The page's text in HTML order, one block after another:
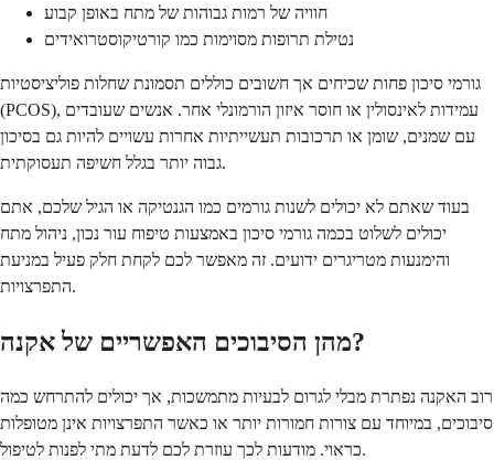
חוויה של רמות גבוהות של מתח באופן קבוע
נטילת תרופות מסוימות כמו קורטיקוסטרואידים
גורמי סיכון פחות שכיחים אך חשובים כוללים תסמונת שחלות פוליציסטיות
(PCOS), עמידות לאינסולין או חוסר איזון הורמונלי אחר. אנשים שעובדים
עם שמנים, שומן או תרכובות תעשייתיות אחרות עשויים להיות גם בסיכון
גבוה יותר בגלל חשיפה תעסוקתית.
בעוד שאתם לא יכולים לשנות גורמים כמו הגנטיקה או הגיל שלכם, אתם
יכולים לשלוט בכמה גורמי סיכון באמצעות טיפוח עור נכון, ניהול מתח
והימנעות מטריגרים ידועים. זה מאפשר לכם לקחת חלק פעיל במניעת
התפרצויות.
מהן הסיבוכים האפשריים של אקנה?
רוב האקנה נפתרת מבלי לגרום לבעיות מתמשכות, אך יכולים להתרחש כמה
סיבוכים, במיוחד עם צורות חמורות יותר או כאשר התפרצויות אינן מטופלות
כראוי. מודעות לכך עוזרת לכם לדעת מתי לפנות לטיפול.